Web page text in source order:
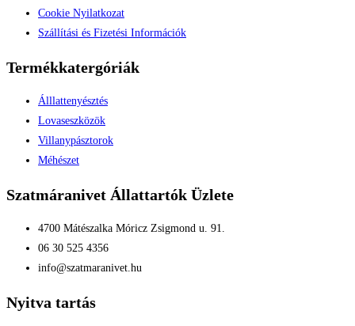
Cookie Nyilatkozat
Szállítási és Fizetési Információk
Termékkatergóriák
Álllattenyésztés
Lovaseszközök
Villanypásztorok
Méhészet
Szatmáranivet Állattartók Üzlete
4700 Mátészalka Móricz Zsigmond u. 91.
06 30 525 4356
info@szatmaranivet.hu
Nyitva tartás